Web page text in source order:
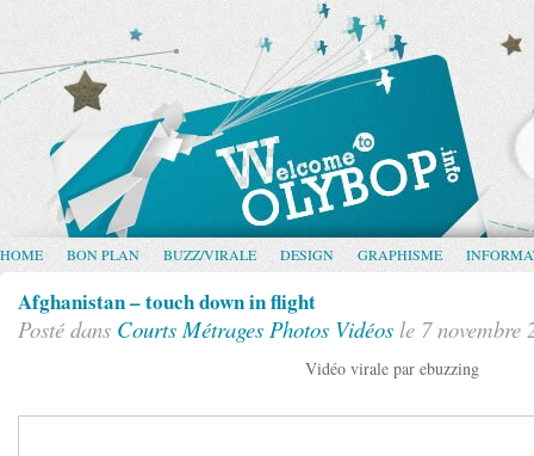
HOME BON PLAN BUZZ/VIRALE DESIGN GRAPHISME
Afghanistan – touch down in flight
Posté dans Courts Métrages Photos Vidéos le 7 novembre
Vidéo virale par ebuzzing